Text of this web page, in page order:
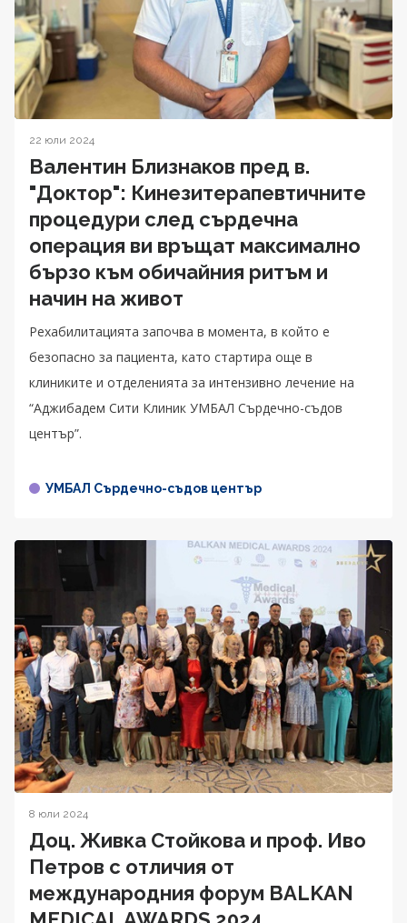
22 юли 2024
Валентин Близнаков пред в.
"Доктор": Кинезитерапевтичните
процедури след сърдечна
операция ви връщат максимално
бързо към обичайния ритъм и
начин на живот
Рехабилитацията започва в момента, в който е
безопасно за пациента, като стартира още в
клиниките и отделенията за интензивно лечение на
“Аджибадем Сити Клиник УМБАЛ Сърдечно-съдов
център”.
УМБАЛ Сърдечно-съдов център
8 юли 2024
Доц. Живка Стойкова и проф. Иво
Петров с отличия от
международния форум BALKAN